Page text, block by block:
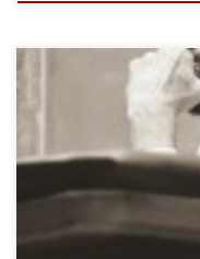
Cierto día escuche a
conocer su literatura. Fue
Entonces me llamó la
que se iban poco a
plática era interesante